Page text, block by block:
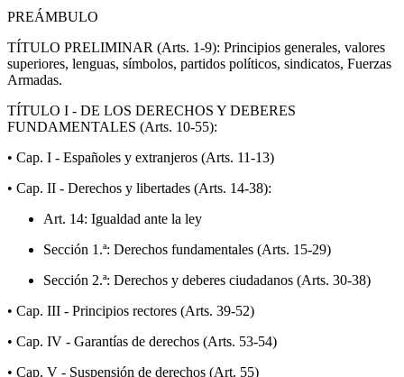
PREÁMBULO
TÍTULO PRELIMINAR (Arts. 1-9): Principios generales, valores
superiores, lenguas, símbolos, partidos políticos, sindicatos, Fuerzas
Armadas.
TÍTULO I - DE LOS DERECHOS Y DEBERES
FUNDAMENTALES (Arts. 10-55):
• Cap. I - Españoles y extranjeros (Arts. 11-13)
• Cap. II - Derechos y libertades (Arts. 14-38):
Art. 14: Igualdad ante la ley
Sección 1.ª: Derechos fundamentales (Arts. 15-29)
Sección 2.ª: Derechos y deberes ciudadanos (Arts. 30-38)
• Cap. III - Principios rectores (Arts. 39-52)
• Cap. IV - Garantías de derechos (Arts. 53-54)
• Cap. V - Suspensión de derechos (Art. 55)